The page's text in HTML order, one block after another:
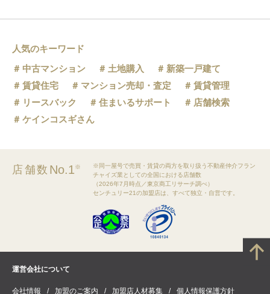
人気のキーワード
中古マンション
土地購入
新築一戸建て
賃貸住宅
マンション売却・査定
賃貸管理
リースバック
住まいるサポート
店舗検索
ケインコスギさん
店舗数 No.1※
※同一屋号で売買・賃貸の両方を取り扱う不動産仲介フラン
チャイズ業としての全国における店舗数
（2026年7月時点／東京商工リサーチ調べ）
センチュリー21の加盟店は、すべて独立・自営です。
運営会社について
会社情報 加盟のご案内 加盟店人材募集 個人情報保護方針